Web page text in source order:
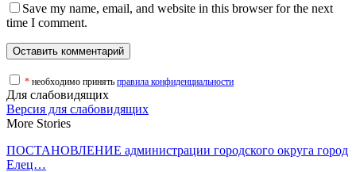
Save my name, email, and website in this browser for the next
time I comment.
* необходимо принять правила конфиденциальности
Для слабовидящих
Версия для слабовидящих
More Stories
ПОСТАНОВЛЕНИЕ администрации городского округа город
Елец…